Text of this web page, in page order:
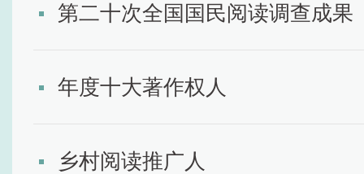
第二十次全国国民阅读调查成果
年度十大著作权人
乡村阅读推广人